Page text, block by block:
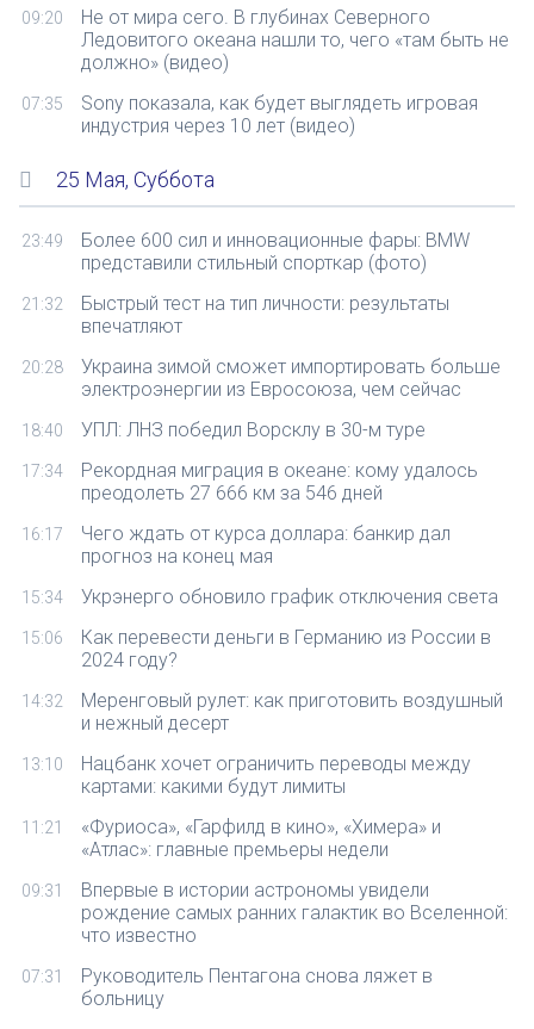
09:20
Не от мира сего. В глубинах Северного
Ледовитого океана нашли то, чего «там быть не
должно» (видео)
07:35
Sony показала, как будет выглядеть игровая
индустрия через 10 лет (видео)
25 Мая, Суббота
23:49
Более 600 сил и инновационные фары: BMW
представили стильный спорткар (фото)
21:32
Быстрый тест на тип личности: результаты
впечатляют
20:28
Украина зимой сможет импортировать больше
электроэнергии из Евросоюза, чем сейчас
18:40 УПЛ: ЛНЗ победил Ворсклу в 30-м туре
17:34
Рекордная миграция в океане: кому удалось
преодолеть 27 666 км за 546 дней
16:17
Чего ждать от курса доллара: банкир дал
прогноз на конец мая
15:34 Укрэнерго обновило график отключения света
15:06
Как перевести деньги в Германию из России в
2024 году?
14:32
Меренговый рулет: как приготовить воздушный
и нежный десерт
13:10
Нацбанк хочет ограничить переводы между
картами: какими будут лимиты
11:21
«Фуриоса», «Гарфилд в кино», «Химера» и
«Атлас»: главные премьеры недели
09:31
Впервые в истории астрономы увидели
рождение самых ранних галактик во Вселенной:
что известно
07:31
Руководитель Пентагона снова ляжет в
больницу